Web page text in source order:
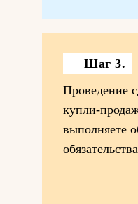
Шаг 3.
Проведение
купли-
выполняете